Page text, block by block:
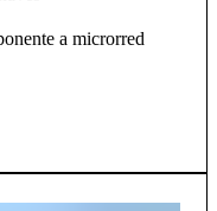
a microrred